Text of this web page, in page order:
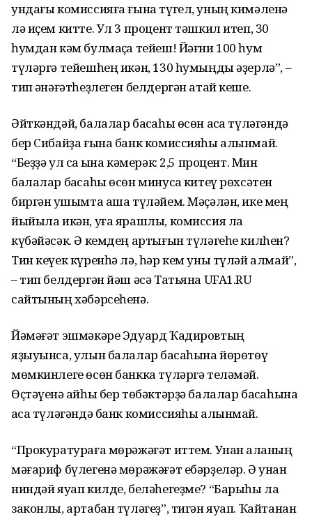
ундағы комиссияға ғына түгел, уның кимәленә
лә иҫем китте. Ул 3 процент тәшкил итеп, 30
һумдан кәм булмаҫҡа тейеш! Йәғни 100 һум
түләргә тейешһең икән, 130 һумыңды әҙерлә”, –
тип ҡәнәғәтһеҙлеген белдергән атай кеше.
Әйткәндәй, балалар баҡсаһы өсөн аҡса түләгәндә
бер Сибайҙа ғына банк комиссияһы алынмай.
“Беҙҙә ул саҡ ҡына кәмерәк: 2,5 процент. Мин
балалар баҡсаһы өсөн минусҡа китеү рөхсәтен
биргән ҡушымта аша түләйем. Мәҫәлән, ике мең
йыйыла икән, уға ярашлы, комиссия ла
күбәйәсәк. Ә кемдең артығын түләгеһе килһен?
Тин кеүек күренһә лә, һәр кем уны түләй алмай”,
– тип белдергән йәш әсә Татьяна UFA1.RU
сайтының хәбәрсеһенә.
Йәмәғәт эшмәкәре Эдуард Ҡадировтың
яҙыуынса, улын балалар баҡсаһына йөрөтөү
мөмкинлеге өсөн банкка түләргә теләмәй.
Өҫтәүенә ҡайһы бер төбәктәрҙә балалар баҡсаһына
аҡса түләгәндә банк комиссияһы алынмай.
“Прокуратураға мөрәжәғәт иттем. Унан ҡаланың
мәғариф бүлегенә мөрәжәғәт ебәрҙеләр. Ә унан
ниндәй яуап килде, беләһегеҙме? “Барыһы ла
законлы, артабан түләгеҙ”, тигән яуап. Ҡайтанан